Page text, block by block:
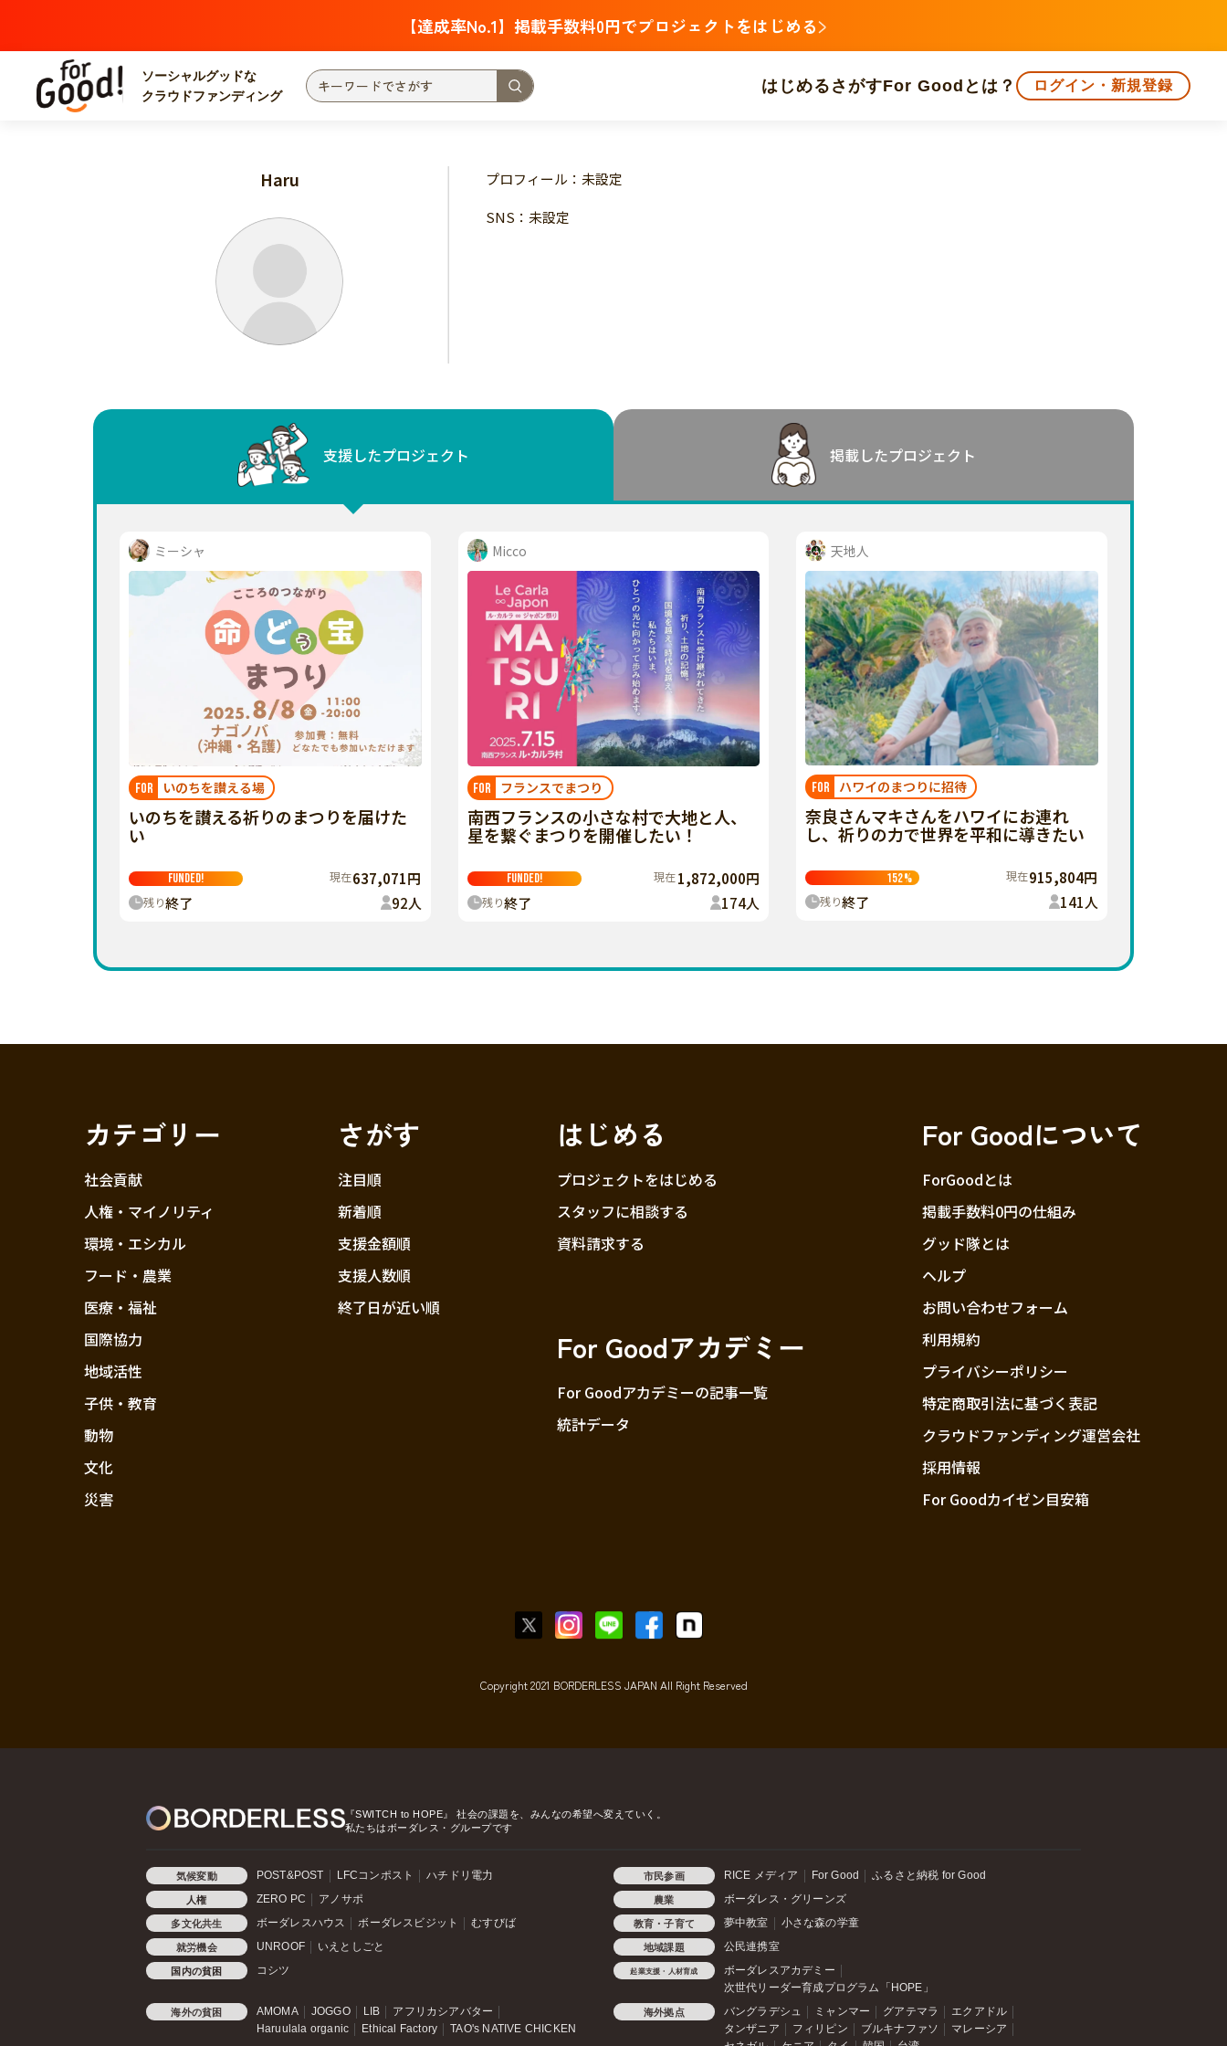
【達成率No.1】掲載手数料0円でプロジェクトをはじめる
ソーシャルグッドな
クラウドファンディング
はじめる さがすFor Goodとは？ ログイン・新規登録
支援金額が多い 支援人数が多い
国際協力 子ども・教育
災害
北海道・東北
関東
新潟
中国
四国
九州・沖縄 福岡 佐賀 長崎 熊本 大分 宮崎 鹿児島 沖縄
Haru
プロフィール：未設定
SNS：未設定
支援したプロジェクト 掲載したプロジェクト
ミーシャ
FOR いのちを讃える場
いのちを讃える祈りのまつりを届けた
い
FUNDED! 現在637,071円
残り終了 92人
Micco
FOR フランスでまつり
南西フランスの小さな村で大地と人、
星を繋ぐまつりを開催したい！
FUNDED! 現在1,872,000円
残り終了 174人
天地人
FOR ハワイのまつりに招待
奈良さんマキさんをハワイにお連れ
し、祈りの力で世界を平和に導きたい
152% 現在915,804円
残り終了 141人
カテゴリー
社会貢献
人権・マイノリティ
環境・エシカル
フード・農業
医療・福祉
国際協力
地域活性
子供・教育
動物
文化
災害
さがす
注目順
新着順
支援金額順
支援人数順
終了日が近い順
はじめる
プロジェクトをはじめる
スタッフに相談する
資料請求する
For Goodアカデミー
For Goodアカデミーの記事一覧
統計データ
For Goodについて
ForGoodとは
掲載手数料0円の仕組み
グッド隊とは
ヘルプ
お問い合わせフォーム
利用規約
プライバシーポリシー
特定商取引法に基づく表記
クラウドファンディング運営会社
採用情報
For Goodカイゼン目安箱
Copyright 2021 BORDERLESS JAPAN All Right Reserved
『SWITCH to HOPE』
社会の課題を、みんなの希望へ変えていく。
私たちはボーダレス・グループです
気候変動 POST&POST LFCコンポスト ハチドリ電力 市民参画 RICE メディア For Good ふるさと納税 for Good
人権 ZERO PC アノサポ 農業 ボーダレス・グリーンズ
多文化共生 ボーダレスハウス ボーダレスビジット むすびば 教育・子育て 夢中教室 小さな森の学童
就労機会 UNROOF いえとしごと 地域課題 公民連携室
国内の貧困 コシツ 起業支援・人材育成
ボーダレスアカデミー
次世代リーダー育成プログラム「HOPE」
海外の貧困 AMOMA JOGGO LIB
アフリカシアバター
Haruulala organic
Ethical Factory TAO's NATIVE CHICKEN
海外拠点 バングラデシュ ミャンマー グアテマラ
エクアドル
タンザニア
フィリピン ブルキナファソ
マレーシア